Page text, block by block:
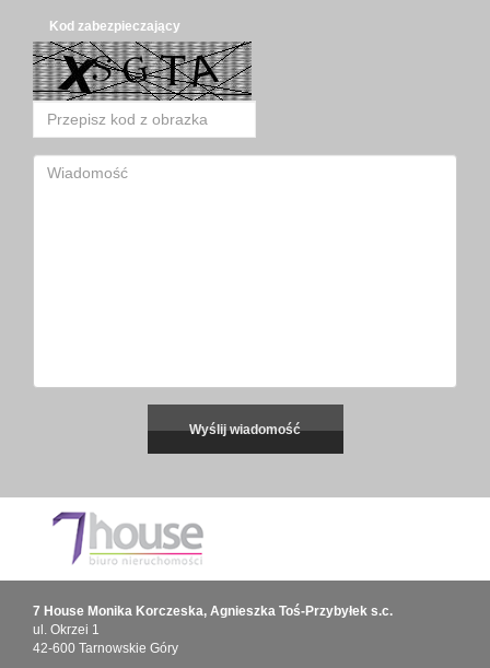
Kod zabezpieczający
7 House Monika Korczeska, Agnieszka Toś-Przybyłek s.c.
ul. Okrzei 1
42-600 Tarnowskie Góry